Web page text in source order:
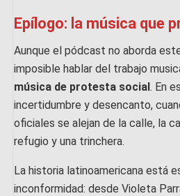
Epílogo: la música que
Aunque el pódcast no aborda
imposible hablar del trabajo
música de protesta social. En
incertidumbre y desencanto,
oficiales se alejan de la calle, la
refugio y una trinchera.
La historia latinoamericana está
inconformidad: desde Violeta